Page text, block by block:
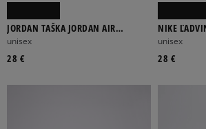
JORDAN TAŠKA JORDAN AIR
CROSSBODY BAG
unisex
28 €
NIKE
unisex
28 €